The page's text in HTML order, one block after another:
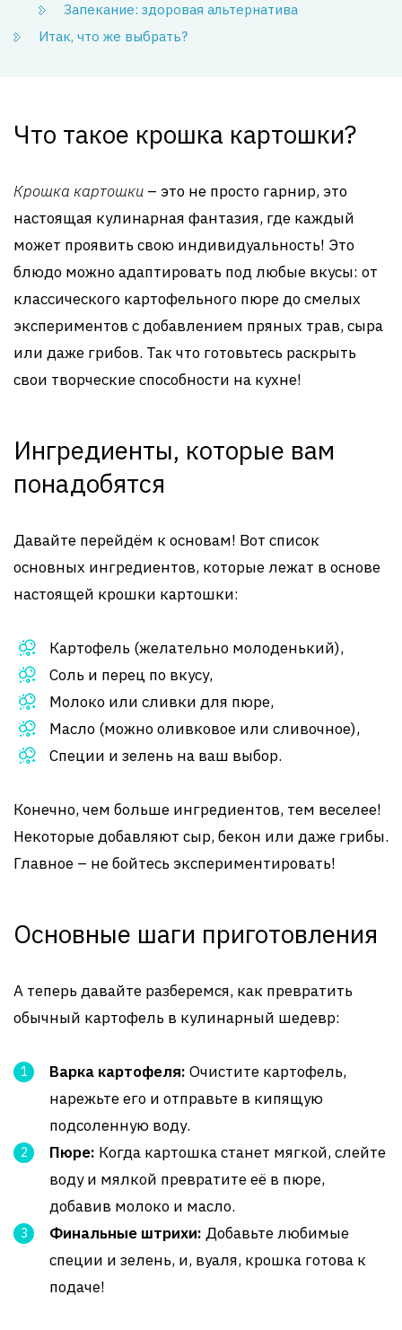
Запекание: здоровая альтернатива
Итак, что же выбрать?
Что такое крошка картошки?
Крошка картошки – это не просто гарнир, это
настоящая кулинарная фантазия, где каждый
может проявить свою индивидуальность! Это
блюдо можно адаптировать под любые вкусы: от
классического картофельного пюре до смелых
экспериментов с добавлением пряных трав, сыра
или даже грибов. Так что готовьтесь раскрыть
свои творческие способности на кухне!
Ингредиенты, которые вам
понадобятся
Давайте перейдём к основам! Вот список
основных ингредиентов, которые лежат в основе
настоящей крошки картошки:
Картофель (желательно молоденький),
Соль и перец по вкусу,
Молоко или сливки для пюре,
Масло (можно оливковое или сливочное),
Специи и зелень на ваш выбор.
Конечно, чем больше ингредиентов, тем веселее!
Некоторые добавляют сыр, бекон или даже грибы.
Главное – не бойтесь экспериментировать!
Основные шаги приготовления
А теперь давайте разберемся, как превратить
обычный картофель в кулинарный шедевр:
Варка картофеля: Очистите картофель,
нарежьте его и отправьте в кипящую
подсоленную воду.
Пюре: Когда картошка станет мягкой, слейте
воду и мялкой превратите её в пюре,
добавив молоко и масло.
Финальные штрихи: Добавьте любимые
специи и зелень, и, вуаля, крошка готова к
подаче!